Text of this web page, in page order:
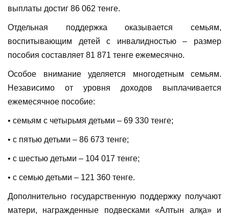
выплаты достиг 86 062 тенге.
Отдельная поддержка оказывается семьям,
воспитывающим детей с инвалидностью – размер
пособия составляет 81 871 тенге ежемесячно.
Особое внимание уделяется многодетным семьям.
Независимо от уровня доходов выплачивается
ежемесячное пособие:
• семьям с четырьмя детьми – 69 330 тенге;
• с пятью детьми – 86 673 тенге;
• с шестью детьми – 104 017 тенге;
• с семью детьми – 121 360 тенге.
Дополнительно государственную поддержку получают
матери, награжденные подвесками «Алтын алқа» и